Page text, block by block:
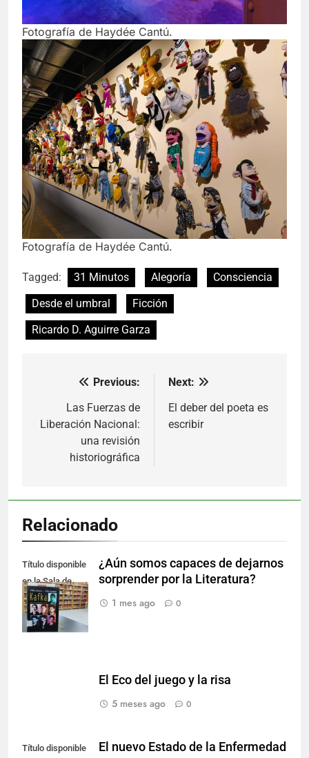
Fotografía de Haydée Cantú.
Fotografía de Haydée Cantú.
Tagged: 31 Minutos Alegoría
Consciencia
Desde el umbral
Ficción
Ricardo D. Aguirre Garza
Navegación
entradas
Previous:
Las Fuerzas de
Liberación Nacional:
una revisión
historiográfica
Next:
El deber del poeta es
escribir
Relacionado
Título disponible
en la Sala de
Literatura.
¿Aún somos capaces de dejarnos
sorprender por la Literatura?
1 mes ago
0
El Eco del juego y la risa
5 meses ago
0
Título disponible
El nuevo Estado de la Enfermedad